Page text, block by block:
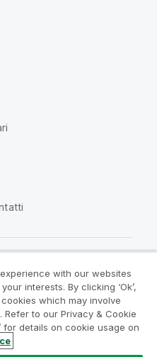
with our websites
interests. By clicking ‘Ok’,
which may involve
to our Privacy & Cookie
for details on cookie usage on